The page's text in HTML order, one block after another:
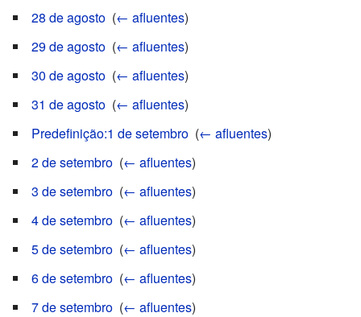
28 de agosto (← afluentes)
29 de agosto (← afluentes)
30 de agosto (← afluentes)
31 de agosto (← afluentes)
Predefinição:1 de setembro (← afluentes)
2 de setembro (← afluentes)
3 de setembro (← afluentes)
4 de setembro (← afluentes)
5 de setembro (← afluentes)
6 de setembro (← afluentes)
7 de setembro (← afluentes)